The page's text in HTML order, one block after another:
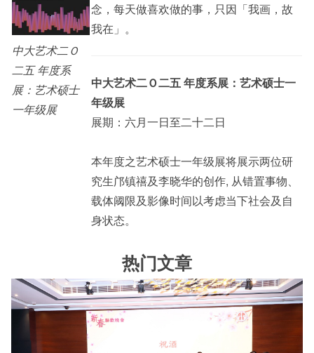
中大艺术二Ｏ
二五 年度系
展：艺术硕士
一年级展
念，每天做喜欢做的事，只因「我画，故
我在」。
中大艺术二Ｏ二五 年度系展：艺术硕士一
年级展
展期：六月一日至二十二日
本年度之艺术硕士一年级展将展示两位研
究生邝镇禧及李晓华的创作, 从错置事物、
载体阈限及影像时间以考虑当下社会及自
身状态。
热门文章